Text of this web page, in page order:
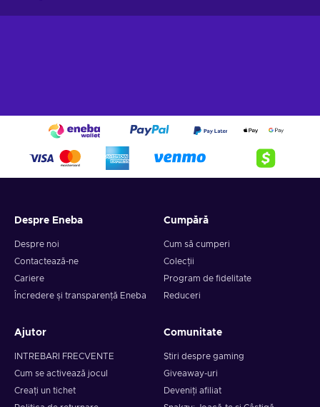
Despre Eneba
Despre noi
Contactează-ne
Cariere
Încredere și transparență Eneba
Cumpără
Cum să cumperi
Colecții
Program de fidelitate
Reduceri
Ajutor
INTREBARI FRECVENTE
Cum se activează jocul
Creați un tichet
Comunitate
Știri despre gaming
Giveaway-uri
Deveniți afiliat